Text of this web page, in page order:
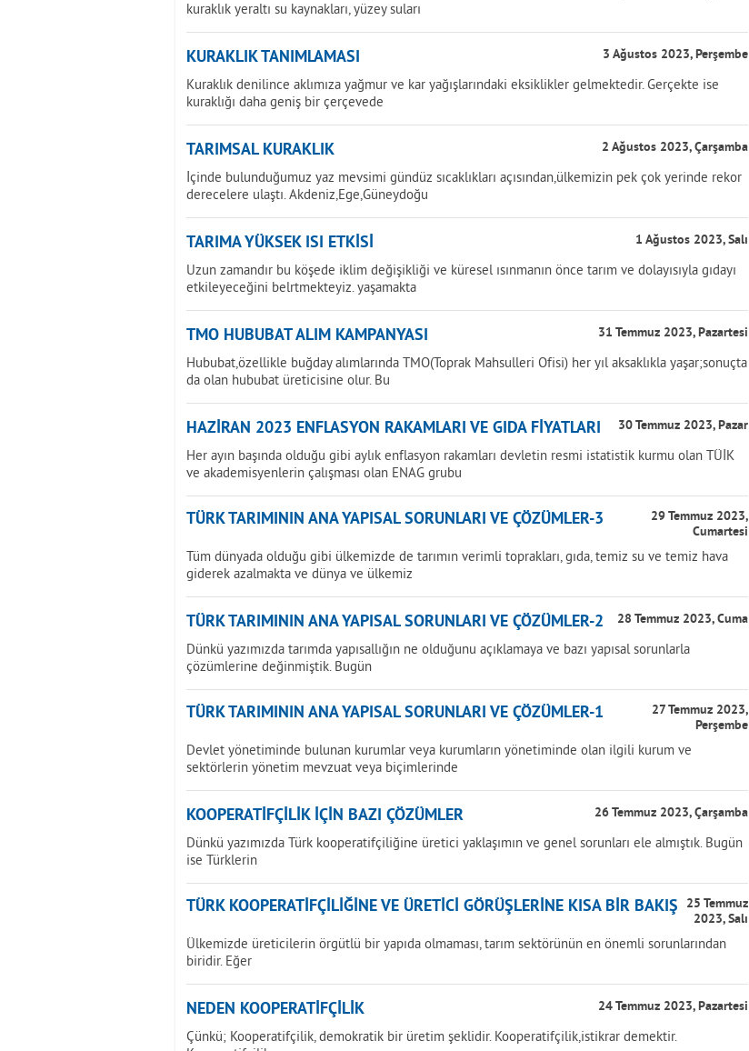
kuraklık yeraltı su kaynakları, yüzey suları
KURAKLIK TANIMLAMASI 3 Ağustos 2023, Perşembe
Kuraklık denilince aklımıza yağmur ve kar yağışlarındaki eksiklikler gelmektedir. Gerçekte ise
kuraklığı daha geniş bir çerçevede
TARIMSAL KURAKLIK 2 Ağustos 2023, Çarşamba
İçinde bulunduğumuz yaz mevsimi gündüz sıcaklıkları açısından,ülkemizin pek çok yerinde rekor
derecelere ulaştı. Akdeniz,Ege,Güneydoğu
TARIMA YÜKSEK ISI ETKİSİ 1 Ağustos 2023, Salı
Uzun zamandır bu köşede iklim değişikliği ve küresel ısınmanın önce tarım ve dolayısıyla gıdayı
etkileyeceğini belrtmekteyiz. yaşamakta
TMO HUBUBAT ALIM KAMPANYASI 31 Temmuz 2023, Pazartesi
Hububat,özellikle buğday alımlarında TMO(Toprak Mahsulleri Ofisi) her yıl aksaklıkla yaşar;sonuçta
da olan hububat üreticisine olur. Bu
HAZİRAN 2023 ENFLASYON RAKAMLARI VE GIDA FİYATLARI 30 Temmuz 2023, Pazar
Her ayın başında olduğu gibi aylık enflasyon rakamları devletin resmi istatistik kurmu olan TÜİK
ve akademisyenlerin çalışması olan ENAG grubu
TÜRK TARIMININ ANA YAPISAL SORUNLARI VE ÇÖZÜMLER-3
29 Temmuz 2023,
Cumartesi
Tüm dünyada olduğu gibi ülkemizde de tarımın verimli toprakları, gıda, temiz su ve temiz hava
giderek azalmakta ve dünya ve ülkemiz
TÜRK TARIMININ ANA YAPISAL SORUNLARI VE ÇÖZÜMLER-2 28 Temmuz 2023, Cuma
Dünkü yazımızda tarımda yapısallığın ne olduğunu açıklamaya ve bazı yapısal sorunlarla
çözümlerine değinmiştik. Bugün
TÜRK TARIMININ ANA YAPISAL SORUNLARI VE ÇÖZÜMLER-1
27 Temmuz 2023,
Perşembe
Devlet yönetiminde bulunan kurumlar veya kurumların yönetiminde olan ilgili kurum ve
sektörlerin yönetim mevzuat veya biçimlerinde
KOOPERATİFÇİLİK İÇİN BAZI ÇÖZÜMLER 26 Temmuz 2023, Çarşamba
Dünkü yazımızda Türk kooperatifçiliğine üretici yaklaşımın ve genel sorunları ele almıştık. Bugün
ise Türklerin
TÜRK KOOPERATİFÇİLİĞİNE VE ÜRETİCİ GÖRÜŞLERİNE KISA BİR BAKIŞ
25 Temmuz
2023, Salı
Ülkemizde üreticilerin örgütlü bir yapıda olmaması, tarım sektörünün en önemli sorunlarından
biridir. Eğer
NEDEN KOOPERATİFÇİLİK 24 Temmuz 2023, Pazartesi
Çünkü; Kooperatifçilik, demokratik bir üretim şeklidir. Kooperatifçilik,istikrar demektir.